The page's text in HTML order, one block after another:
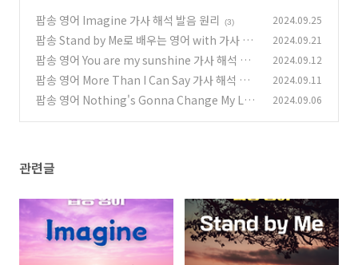
팝송 영어 Imagine 가사 해석 발음 원리
(3) 2024.09.25
팝송 Stand by Me로 배우는 영어 with 가사 해
석 발음 원리
(6)
2024.09.21
팝송 영어 You are my sunshine 가사 해석 발
음
(9)
2024.09.12
팝송 영어 More Than I Can Say 가사 해석 발
음
(3)
2024.09.11
팝송 영어 Nothing's Gonna Change My Lov
2024.09.06
관련글